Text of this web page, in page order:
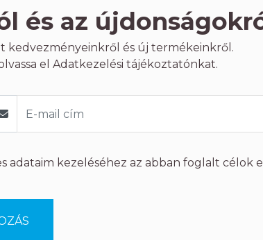
és az
és új termékeinkről.
el Adatkezelési tájékoztatónkat.
adataim kezeléséhez az abban foglalt célok